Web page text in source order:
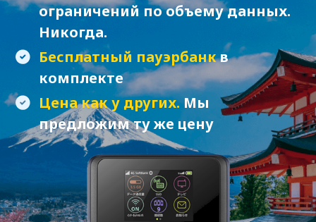
ограничений по объему данных.
Никогда.
Бесплатный пауэрбанкв
комплекте
Цена как у других.Мы
предложим ту же цену